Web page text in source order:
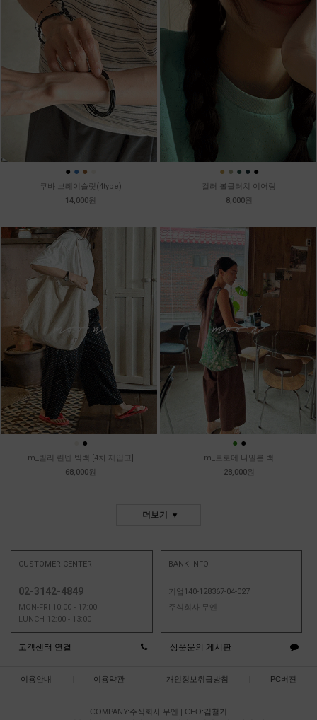
● ● ●
쿠바 브레이슬릿(4type)
14,000원
● ● ● ● ●
컬러 볼클러치 이어링
8,000원
●
m_빌리 린넨 빅백 [4차 재입고]
68,000원
● ●
m_로로에 나일론 백
28,000원
더보기
CUSTOMER CENTER
02-3142-4849
MON-FRI 10:00 - 17:00
LUNCH 12:00 - 13:00
BANK INFO
기업140-128367-04-027
주식회사 무엔
고객센터 연결 상품문의 게시판
이용안내 이용약관 개인정보취급방침 PC버젼
COMPANY:주식회사 무엔 | CEO:김철기